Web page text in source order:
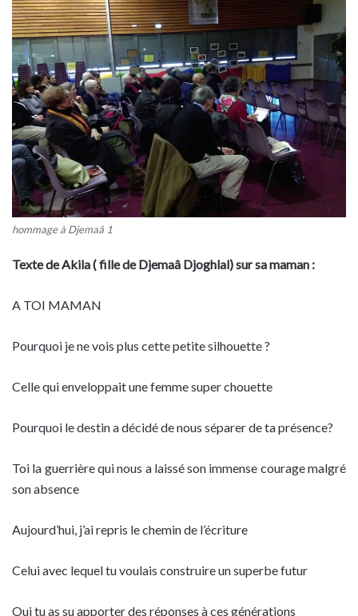
hommage à Djemaâ 1
Texte de Akila ( fille de Djemaâ Djoghlal) sur sa maman :
A TOI MAMAN
Pourquoi je ne vois plus cette petite silhouette ?
Celle qui enveloppait une femme super chouette
Pourquoi le destin a décidé de nous séparer de ta présence?
Toi la guerrière qui nous a laissé son immense courage malgré
son absence
Aujourd’hui, j’ai repris le chemin de l’écriture
Celui avec lequel tu voulais construire un superbe futur
Oui tu as su apporter des réponses à ces générations